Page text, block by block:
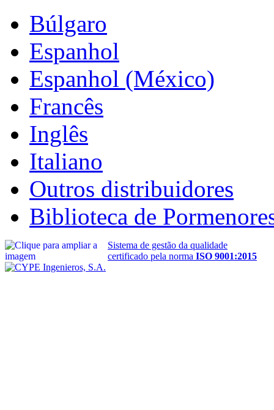
Búlgaro
Espanhol
Espanhol (México)
Francês
Inglês
Italiano
Outros distribuidores
Biblioteca de
Sistema de gestão da qualidade
certificado pela norma ISO 9001:2015